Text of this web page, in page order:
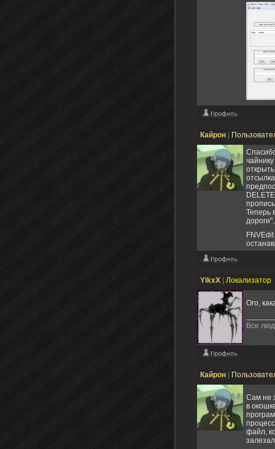
Кайрон
Теперь
YikxX Локализатор
Ого,
Все
Кайрон
Сам не
в
файл,